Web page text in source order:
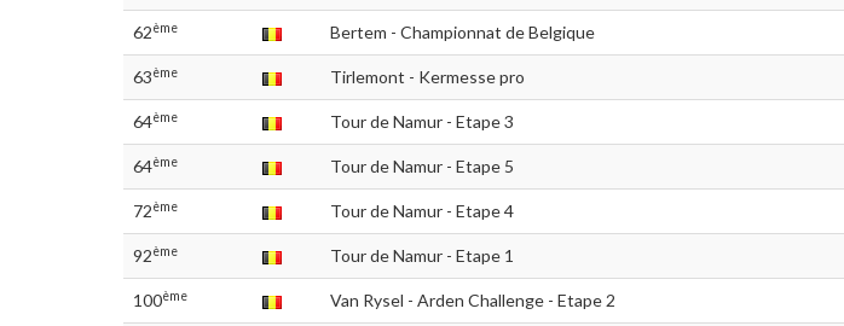
62ème Bertem - Championnat de Belgique
63ème Tirlemont - Kermesse pro
64ème Tour de Namur - Etape 3
64ème Tour de Namur - Etape 5
72ème Tour de Namur - Etape 4
92ème Tour de Namur - Etape 1
100ème Van Rysel - Arden Challenge - Etape 2